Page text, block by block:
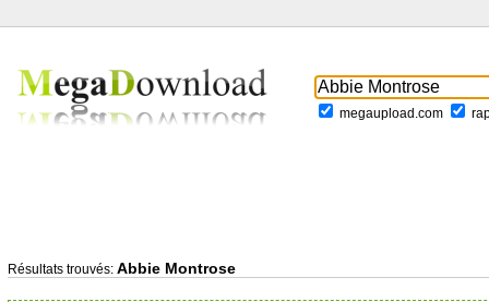
megaupload.com
Résultats trouvés: Abbie Montrose